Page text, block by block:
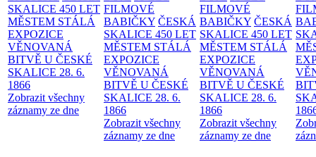
SKALICE 450 LET
MĚSTEM STÁLÁ
EXPOZICE
VĚNOVANÁ
BITVĚ U ČESKÉ
SKALICE 28. 6.
1866
Zobrazit všechny
záznamy ze dne
FILMOVÉ
BABIČKY ČESKÁ
SKALICE 450 LET
MĚSTEM STÁLÁ
EXPOZICE
VĚNOVANÁ
BITVĚ U ČESKÉ
SKALICE 28. 6.
1866
Zobrazit všechny
záznamy ze dne
FILMOVÉ
BABIČKY ČESKÁ
SKALICE 450 LET
MĚSTEM STÁLÁ
EXPOZICE
VĚNOVANÁ
BITVĚ U ČESKÉ
SKALICE 28. 6.
1866
Zobrazit všechny
záznamy ze dne